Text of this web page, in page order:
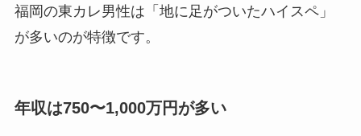
福岡の東カレ男性は「地に足がついたハイスペ」
が多いのが特徴です。
年収は750〜1,000万円が多い